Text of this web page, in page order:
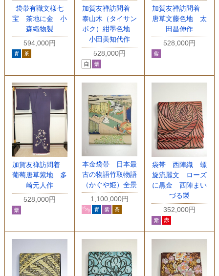
袋帯有職文様七
宝 茶地に金 小
森織物製
594,000円
加賀友禅訪問着
泰山木（タイサン
ボク）紺墨色地
小田美知代作
528,000円
加賀友禅訪問着
唐草文藤色地 太
田昌伸作
528,000円
加賀友禅訪問着
葡萄唐草紫地 多
崎元人作
528,000円
本金袋帯 日本最
古の物語竹取物語
（かぐや姫）全景
1,100,000円
袋帯 西陣織 螺
旋流麗文 ローズ
に黒金 西陣まい
づる製
352,000円